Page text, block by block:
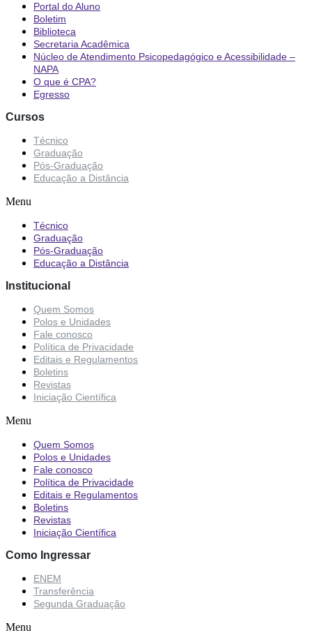
Portal do Aluno
Boletim
Biblioteca
Secretaria Acadêmica
Núcleo de Atendimento Psicopedagógico e Acessibilidade –
NAPA
O que é CPA?
Egresso
Cursos
Técnico
Graduação
Pós-Graduação
Educação a Distância
Menu
Técnico
Graduação
Pós-Graduação
Educação a Distância
Institucional
Quem Somos
Polos e Unidades
Fale conosco
Política de Privacidade
Editais e Regulamentos
Boletins
Revistas
Iniciação Científica
Menu
Quem Somos
Polos e Unidades
Fale conosco
Política de Privacidade
Editais e Regulamentos
Boletins
Revistas
Iniciação Científica
Como Ingressar
ENEM
Transferência
Segunda Graduação
Menu